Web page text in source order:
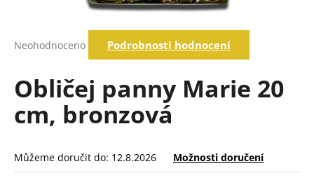
hodnocení
0,0
5
hvězdiček.
Neohodnoceno Podrobnosti hodnocení
Obličej panny Marie 20
cm, bronzová
Můžeme doručit do: 12.8.2026 Možnosti doručení
j
í
?